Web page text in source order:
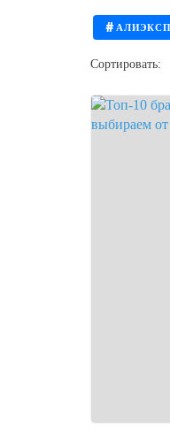
#
Сортировать: